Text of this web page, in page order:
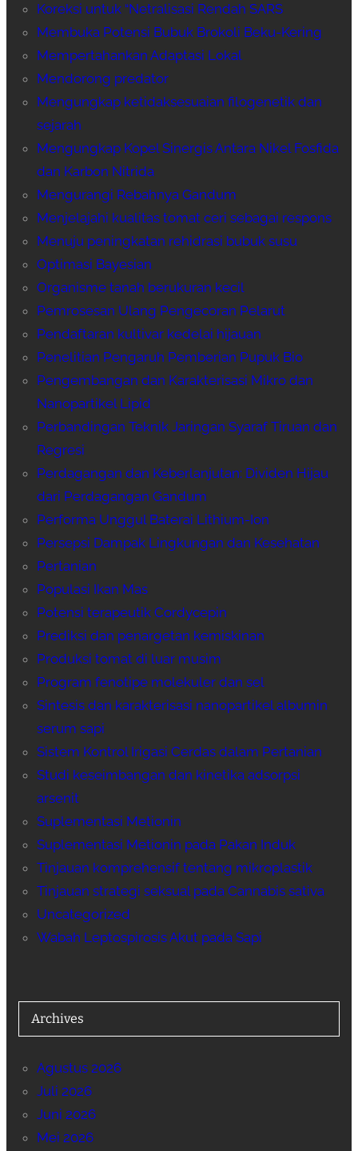
Koreksi untuk “Netralisasi Rendah SARS
Membuka Potensi Bubuk Brokoli Beku-Kering
Mempertahankan Adaptasi Lokal
Mendorong predator
Mengungkap ketidaksesuaian filogenetik dan
sejarah
Mengungkap Kopel Sinergis Antara Nikel Fosfida
dan Karbon Nitrida
Mengurangi Rebahnya Gandum
Menjelajahi kualitas tomat ceri sebagai respons
Menuju peningkatan rehidrasi bubuk susu
Optimasi Bayesian
Organisme tanah berukuran kecil
Pemrosesan Ulang Pengecoran Pelarut
Pendaftaran kultivar kedelai hijauan
Penelitian Pengaruh Pemberian Pupuk Bio
Pengembangan dan Karakterisasi Mikro dan
Nanopartikel Lipid
Perbandingan Teknik Jaringan Syaraf Tiruan dan
Regresi
Perdagangan dan Keberlanjutan: Dividen Hijau
dari Perdagangan Gandum
Performa Unggul Baterai Lithium-Ion
Persepsi Dampak Lingkungan dan Kesehatan
Pertanian
Populasi Ikan Mas
Potensi terapeutik Cordycepin
Prediksi dan penargetan kemiskinan
Produksi tomat di luar musim
Program fenotipe molekuler dan sel
Sintesis dan karakterisasi nanopartikel albumin
serum sapi
Sistem Kontrol Irigasi Cerdas dalam Pertanian
Studi keseimbangan dan kinetika adsorpsi
arsenit
Suplementasi Metionin
Suplementasi Metionin pada Pakan Induk
Tinjauan komprehensif tentang mikroplastik
Tinjauan strategi seksual pada Cannabis sativa
Uncategorized
Wabah Leptospirosis Akut pada Sapi
Archives
Agustus 2026
Juli 2026
Juni 2026
Mei 2026